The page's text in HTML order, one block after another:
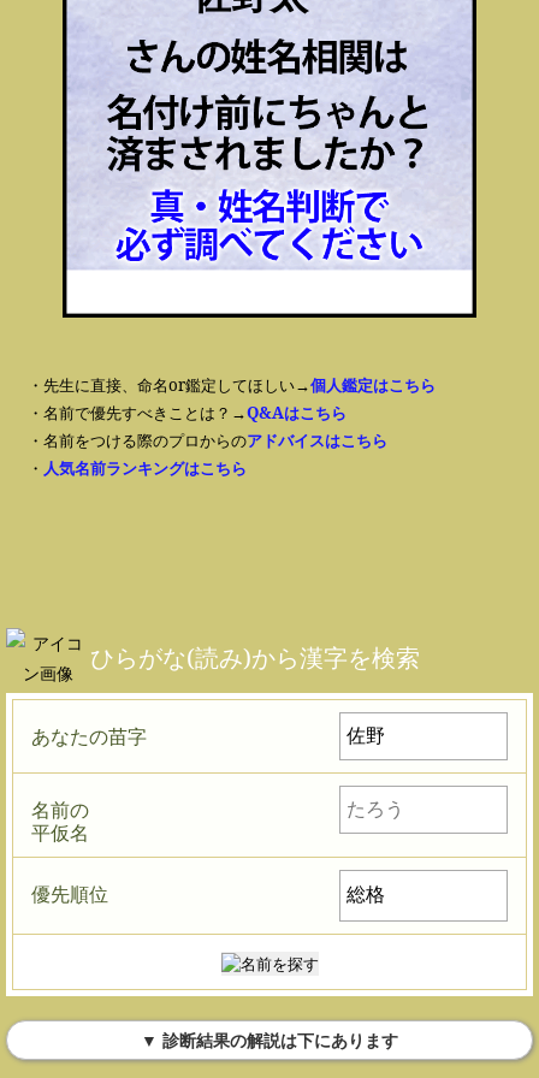
・先生に直接、命名or鑑定してほしい→個人鑑定はこちら
・名前で優先すべきことは？→Q&Aはこちら
・名前をつける際のプロからのアドバイスはこちら
・ 人気名前ランキングはこちら
ひらがな(読み)から漢字を検索
あなたの苗字
名前の
平仮名
優先順位
▼ 診断結果の解説は下にあります